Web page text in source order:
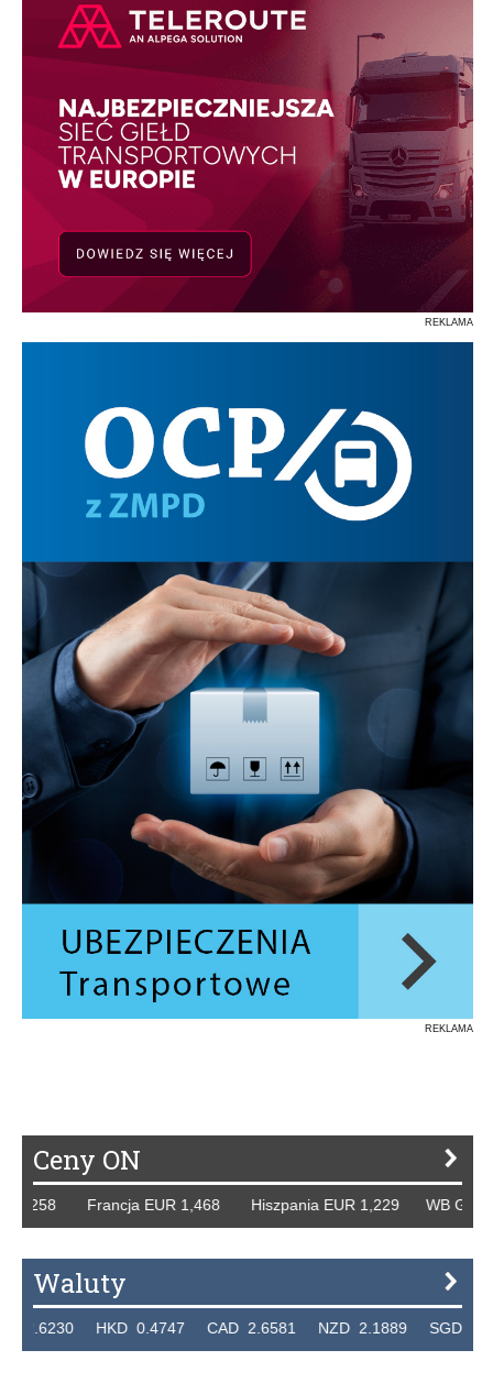
REKLAMA
REKLAMA
Ceny ON
Francja EUR 1,468 Hiszpania EUR 1,229 WB GBP
Waluty
HKD 0.4747 CAD 2.6581 NZD 2.1889 SGD